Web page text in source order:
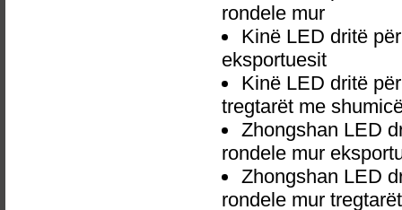
rondele mur
Kinë LED dritë
eksportuesit
Kinë LED dritë
tregtarët me
Zhongshan LED
rondele mur
Zhongshan LED
rondele mur